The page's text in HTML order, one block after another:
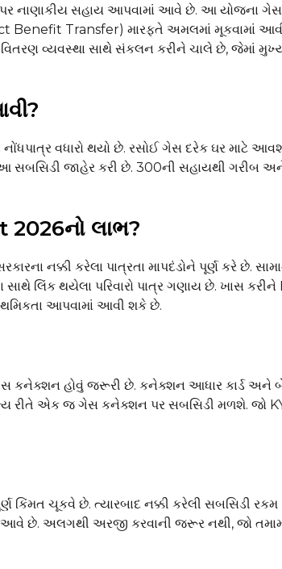
પર નાણાકીય સહાય આપવામાં આવે છે. આ યોજના ગેસ
Benefit Transfer) મારફતે અમલમાં મૂકવામાં
વ્યવસ્થા સાથે સંકલન કરીને ચાલે છે, જેમાં
નોંધપાત્ર વધારો થયો છે. રસોઈ ગેસ દરેક ઘર માટે
આ સબસિડી જાહેર કરી છે. ₹300ની સહાયથી ગરીબ
લાભ?
નક્કી કરેલા પાત્રતા માપદંડોને પૂર્ણ કરે છે.
લિંક થયેલા પરિવારો પાત્ર ગણાય છે. ખાસ કરીને
આપવામાં આવી શકે છે.
ગેસ કનેક્શન હોવું જરૂરી છે. કનેક્શન આધાર કાર્ડ અને
રીતે એક જ ગેસ કનેક્શન પર સબસિડી મળશે. જો
કિંમત ચૂકવે છે. ત્યારબાદ નક્કી કરેલી સબસિડી
આવે છે. અલગથી અરજી કરવાની જરૂર નથી, જો